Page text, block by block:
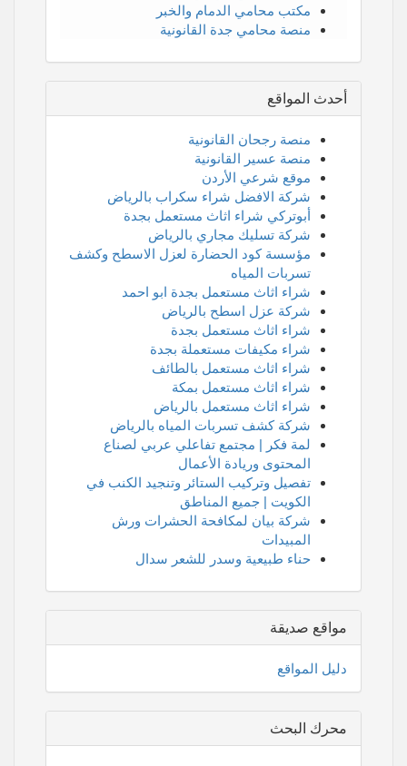
مكتب محامي الدمام والخبر
منصة محامي جدة القانونية
أحدث المواقع
منصة رجحان القانونية
منصة عسير القانونية
موقع شرعي الأردن
شركة الافضل شراء سكراب بالرياض
أبوتركي شراء اثاث مستعمل بجدة
شركة تسليك مجاري بالرياض
مؤسسة كود الحضارة لعزل الاسطح وكشف
تسربات المياه
شراء اثاث مستعمل بجدة ابو احمد
شركة عزل اسطح بالرياض
شراء اثاث مستعمل بجدة
شراء مكيفات مستعملة بجدة
شراء اثاث مستعمل بالطائف
شراء اثاث مستعمل بمكة
شراء اثاث مستعمل بالرياض
شركة كشف تسربات المياه بالرياض
لمة فكر | مجتمع تفاعلي عربي لصناع
المحتوى وريادة الأعمال
تفصيل وتركيب الستائر وتنجيد الكنب في
الكويت | جميع المناطق
شركة بيان لمكافحة الحشرات ورش
المبيدات
حناء طبيعية وسدر للشعر سدال
مواقع صديقة
دليل المواقع
محرك البحث